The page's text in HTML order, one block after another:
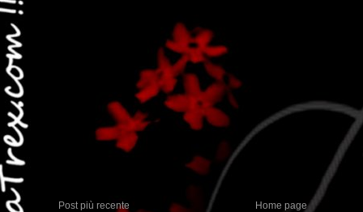
Post più recente Home page